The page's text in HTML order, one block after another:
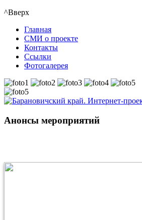
^Вверх
Главная
СМИ о проекте
Контакты
Ссылки
Фотогалерея
Анонсы мероприятий